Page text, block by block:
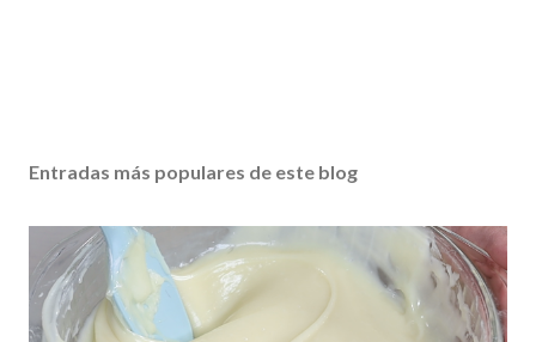
Entradas más populares de este blog